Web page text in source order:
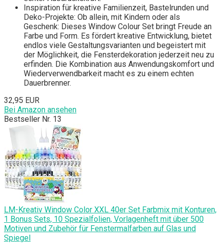
Inspiration für kreative Familienzeit, Bastelrunden und
Deko-Projekte: Ob allein, mit Kindern oder als
Geschenk: Dieses Window Colour Set bringt Freude an
Farbe und Form. Es fördert kreative Entwicklung, bietet
endlos viele Gestaltungsvarianten und begeistert mit
der Möglichkeit, die Fensterdekoration jederzeit neu zu
erfinden. Die Kombination aus Anwendungskomfort und
Wiederverwendbarkeit macht es zu einem echten
Dauerbrenner.
32,95 EUR
Bei Amazon ansehen
Bestseller Nr. 13
LM-Kreativ Window Color XXL 40er Set Farbmix mit Konturen,
1 Bonus Sets, 10 Spezialfolien, Vorlagenheft mit über 500
Motiven und Zubehör für Fenstermalfarben auf Glas und
Spiegel